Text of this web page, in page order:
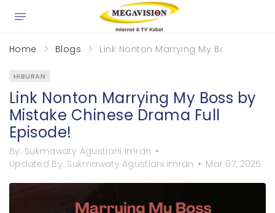
Home Blogs Link Nonton Marrying My Boss by
HIBURAN
Link Nonton Marrying My Boss by
Mistake Chinese Drama Full
Episode!
By: Sukmawaty Agustiani Imran
Updated By: Sukmawaty Agustiani Imran Mar 07, 2025